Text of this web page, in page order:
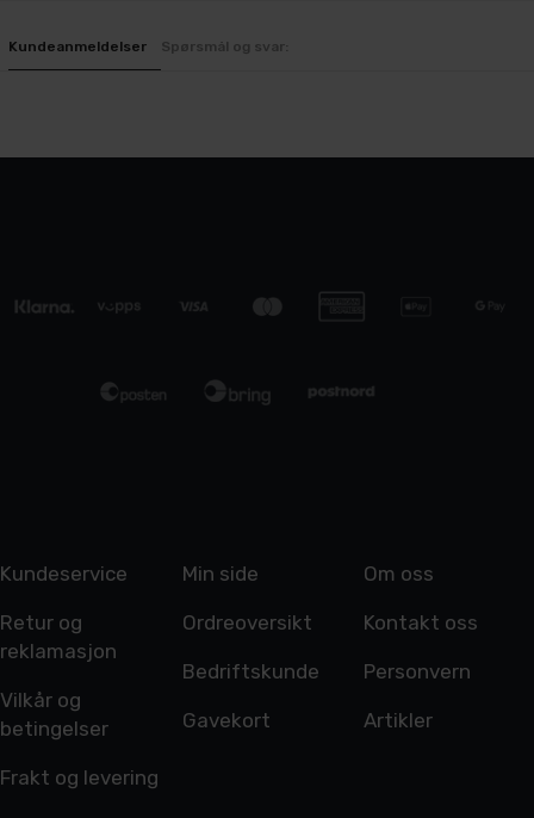
Kundeanmeldelser Spørsmål og svar:
Kundeservice
Retur og
reklamasjon
Vilkår og
betingelser
Frakt og levering
Min side
Ordreoversikt
Bedriftskunde
Gavekort
Om oss
Kontakt oss
Personvern
Artikler